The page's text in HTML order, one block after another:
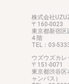
株式会社
〒160-0023
東京都新宿
4 階
TEL：03-
ウズウズカレ
〒151-0071
東京都渋谷区
ャンパス）